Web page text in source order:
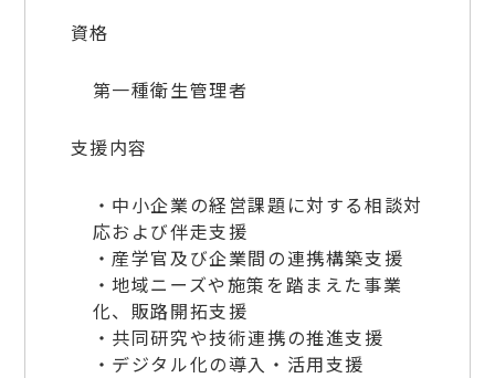
資格
第一種衛生管理者
支援内容
・中小企業の経営課題に対する相談対
応および伴走支援
・産学官及び企業間の連携構築支援
・地域ニーズや施策を踏まえた事業
化、販路開拓支援
・共同研究や技術連携の推進支援
・デジタル化の導入・活用支援